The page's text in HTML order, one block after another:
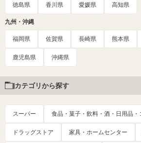
徳島県 香川県 愛媛県 高知県
九州・沖縄
福岡県 佐賀県 長崎県 熊本県
鹿児島県 沖縄県
カテゴリから探す
スーパー 食品・菓子・飲料・酒・日用品・
ドラッグストア 家具・ホームセンター